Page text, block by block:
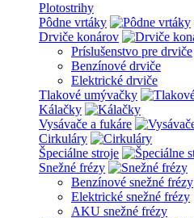
Plotostrihy
Pôdne vrtáky
Drviče konárov
Príslušenstvo pre drviče
Benzínové drviče
Elektrické drviče
Tlakové umývačky
Kálačky
Vysávače a fukáre
Cirkuláry
Špeciálne stroje
Snežné frézy
Benzínové snežné frézy
Elektrické snežné frézy
AKU snežné frézy